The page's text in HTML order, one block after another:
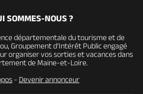
SOMMES-NOUS ?
départementale du tourisme et de
Groupement d’Intérêt Public engagé
organiser vos sorties et vacances dans
de Maine-et-Loire.
- Devenir annonceur